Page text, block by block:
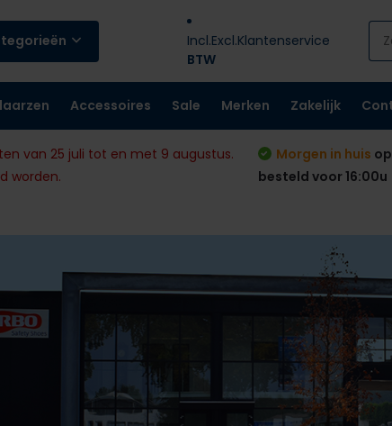
Incl.Excl.
BTW
Klantenservice
Accessoires Sale Merken Zakelijk
van 25 juli tot en met 9 augustus.
worden.
Morgen in huis
besteld voor 16:00u